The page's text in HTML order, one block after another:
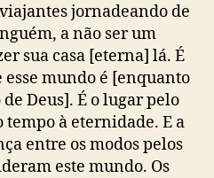
jornadeando de
a não ser um
sua casa [eterna] lá. É
mundo é [enquanto
Deus]. É o lugar pelo
à eternidade. E a
entre os modos pelos
este mundo. Os